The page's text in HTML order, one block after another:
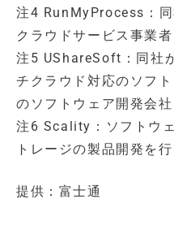
注4 RunMyProcess：同
クラウドサービス事業者
注5 UShareSoft：同社
チクラウド対応のソフ
のソフトウェア開発会社
注6 Scality：ソフトウ
トレージの製品開発を
提供：富士通